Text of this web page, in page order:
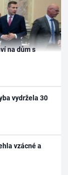
na dům s
vydržela 30
vzácné a